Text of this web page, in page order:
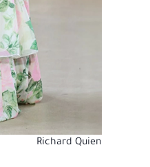
Richard Quien